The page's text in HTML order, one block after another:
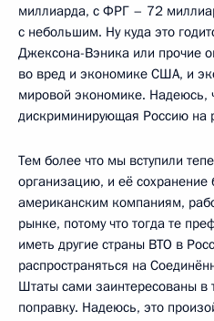
миллиарда, с ФРГ – 72
с небольшим. Ну куда это
Джексона-Вэника или прочие
во вред и экономике США, и
мировой экономике. Надеюсь,
дискриминирующая Россию на
Тем более что мы вступили
организацию, и её сохранение
американским компаниям,
рынке, потому что тогда те
иметь другие страны ВТО в
распространяться на
Штаты сами заинтересованы в
поправку. Надеюсь, это